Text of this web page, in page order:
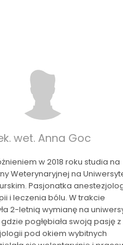
wet. Anna Goc
w 2018 roku studia na
Weterynaryjnej na
Pasjonatka
i leczenia bólu. W trakcie
2-letnią wymianę na
pogłębiała swoją pasję z
pod okiem wybitnych